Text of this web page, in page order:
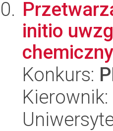
initio
Konkurs: